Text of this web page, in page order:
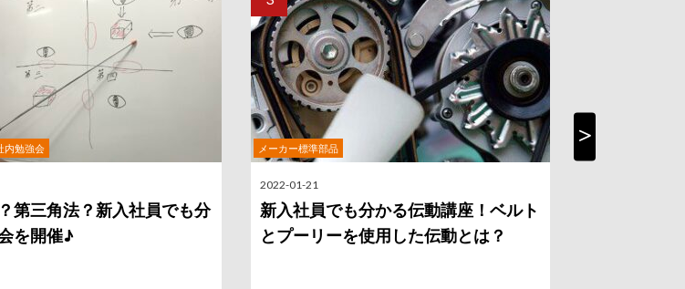
内勉強会
第三角法？新入社員でも分
を開催♪
メーカー標準部品
2022-01-21
新入社員でも分かる伝動講座！ベルト
とプーリーを使用した伝動とは？